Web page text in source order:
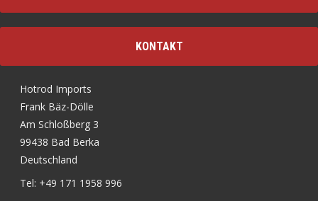
KONTAKT
Hotrod Imports
Frank Bäz-Dölle
Am Schloßberg 3
99438 Bad Berka
Deutschland
Tel: +49 171 1958 996